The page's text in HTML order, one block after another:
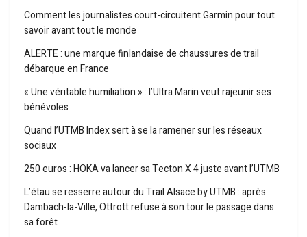
Comment les journalistes court-circuitent Garmin pour tout
savoir avant tout le monde
ALERTE : une marque finlandaise de chaussures de trail
débarque en France
« Une véritable humiliation » : l’Ultra Marin veut rajeunir ses
bénévoles
Quand l’UTMB Index sert à se la ramener sur les réseaux
sociaux
250 euros : HOKA va lancer sa Tecton X 4 juste avant l’UTMB
L’étau se resserre autour du Trail Alsace by UTMB : après
Dambach-la-Ville, Ottrott refuse à son tour le passage dans
sa forêt